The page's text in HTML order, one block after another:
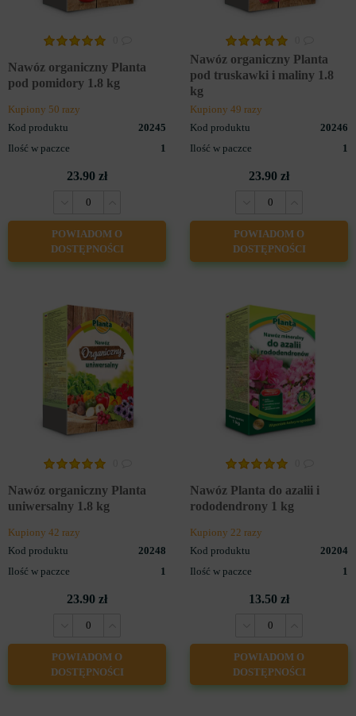
Nawóz organiczny Planta
pod pomidory 1.8 kg
Kupiony 50 razy
Kod produktu
20245
Ilość w paczce
1
23.90 zł
POWIADOM O
DOSTĘPNOŚCI
Nawóz organiczny Planta
pod truskawki i maliny 1.8
kg
Kupiony 49 razy
Kod produktu
20246
Ilość w paczce
1
23.90 zł
POWIADOM O
DOSTĘPNOŚCI
Nawóz organiczny Planta
uniwersalny 1.8 kg
Kupiony 42 razy
Kod produktu
20248
Ilość w paczce
1
23.90 zł
POWIADOM O
DOSTĘPNOŚCI
Nawóz Planta do azalii i
rododendrony 1 kg
Kupiony 22 razy
Kod produktu
20204
Ilość w paczce
1
13.50 zł
POWIADOM O
DOSTĘPNOŚCI